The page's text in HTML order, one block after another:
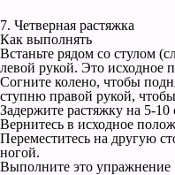
7. Четверная растяжка
Как выполнять
Встаньте рядом со стулом
левой рукой. Это исходное
Согните колено, чтобы
ступню правой рукой,
Задержите растяжку на 5-10
Вернитесь в исходное
Переместитесь на другую
ногой.
Выполните это упражнение